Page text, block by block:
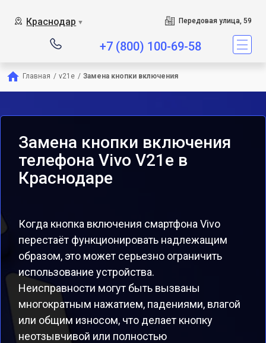
Краснодар ▼ Передовая улица, 59
+7 (800) 100-69-58
Главная / v21e / Замена кнопки включения
Замена кнопки включения
телефона Vivo V21e в
Краснодаре
Когда кнопка включения смартфона Vivo
перестаёт функционировать надлежащим
образом, это может серьезно ограничить
использование устройства.
Неисправности могут быть вызваны
многократным нажатием, падениями, влагой
или общим износом, что делает кнопку
неотзывчивой или полностью